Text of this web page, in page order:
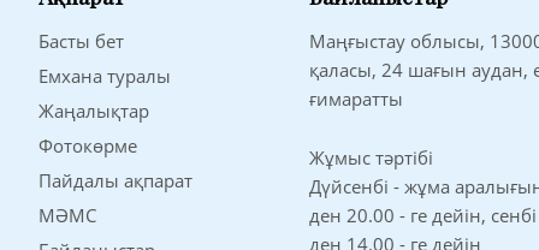
Басты бет
Емхана туралы
Жаңалықтар
Фотокөрме
Пайдалы ақпарат
МӘМС
Маңғыстау облысы,
қаласы, 24 шағын аудан,
ғимаратты
Жұмыс тәртібі
Дүйсенбі - жұма
ден 20.00 - ге дейін,
ден 14.00 - ге дейін